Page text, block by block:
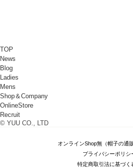
TOP
News
Blog
Ladies
Mens
Shop＆Company
OnlineStore
Recruit
© YUU CO., LTD
オンラインShop無（帽子の通
プライバシーポリシ
特定商取引法に基づく